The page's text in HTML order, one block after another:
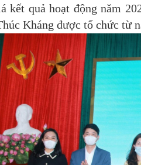
kết quả hoạt động năm
Kháng được tổ chức từ